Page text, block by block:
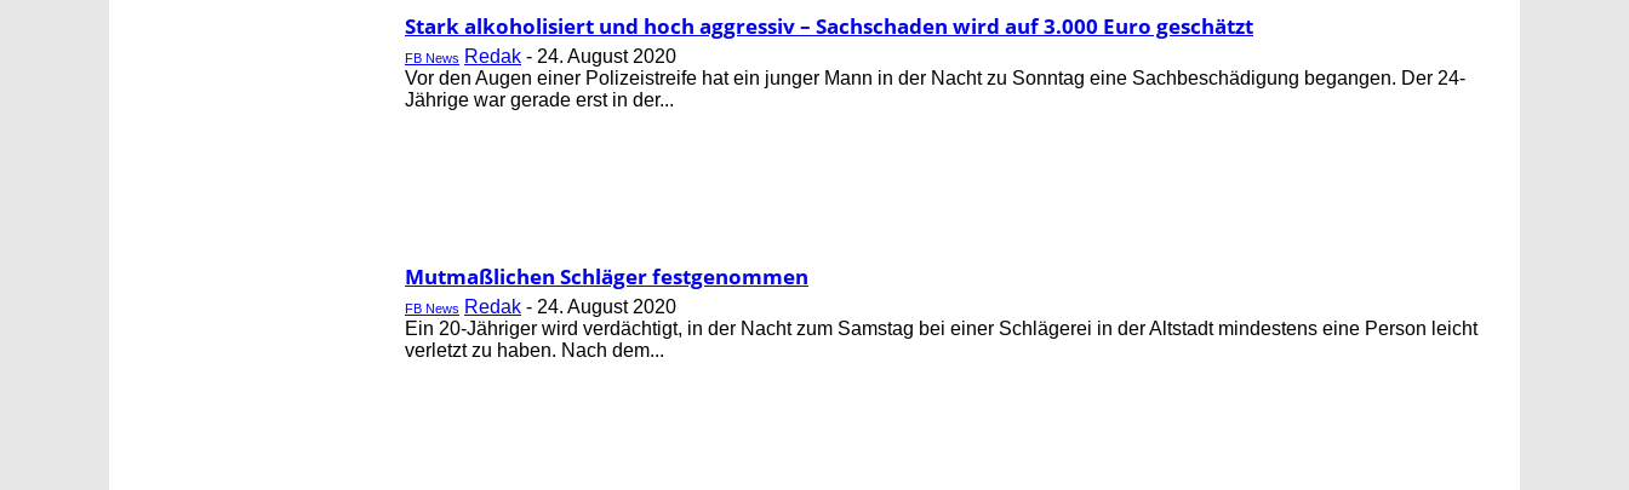
Stark alkoholisiert und hoch aggressiv – Sachschaden wird auf 3.000 Euro geschätzt
FB News Redak - 24. August 2020
Vor den Augen einer Polizeistreife hat ein junger Mann in der Nacht zu Sonntag eine Sachbeschädigung begangen. Der 24-
Jährige war gerade erst in der...
Mutmaßlichen Schläger festgenommen
FB News Redak - 24. August 2020
Ein 20-Jähriger wird verdächtigt, in der Nacht zum Samstag bei einer Schlägerei in der Altstadt mindestens eine Person leicht
verletzt zu haben. Nach dem...